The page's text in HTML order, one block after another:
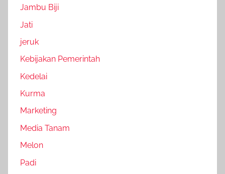
Jambu Biji
Jati
jeruk
Kebijakan Pemerintah
Kedelai
Kurma
Marketing
Media Tanam
Melon
Padi